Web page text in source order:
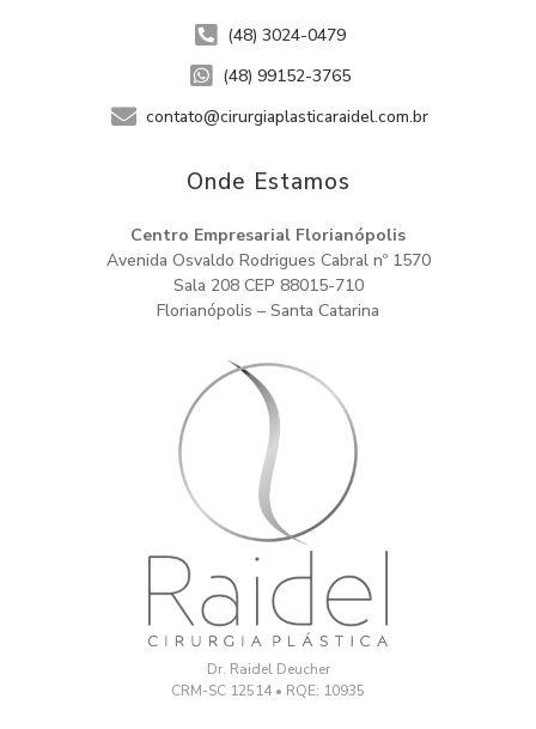
Dr. Raidel Deucher
CRM-SC 12514 • RQE: 10935
(48) 3024-0479
(48) 99152-3765
contato@cirurgiaplasticaraidel.com.br
Onde Estamos​
Centro Empresarial Florianópolis
Avenida Osvaldo Rodrigues Cabral nº 1570
Sala 208 CEP 88015-710
Florianópolis – Santa Catarina